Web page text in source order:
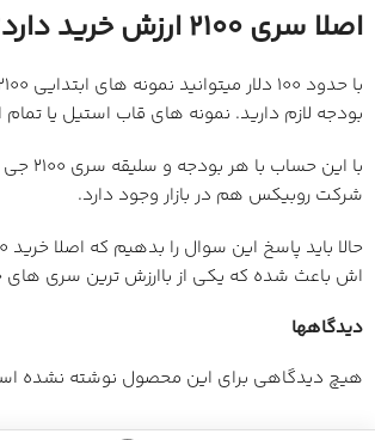
اصلا سری 2100 ارزش خرید دارد؟
بودجه لازم دارید. نمونه های قاب استیل یا تمام استیل این
با
شرکت روبیکس هم در بازار وجود دارد.
اش باعث شده که یکی از باارزش ترین سری
دیدگاهها
هیچ دیدگاهی برای این محصول نوشته نشده